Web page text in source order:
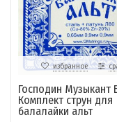
избранное
Господин Музыкант
Комплект струн для
балалайки альт